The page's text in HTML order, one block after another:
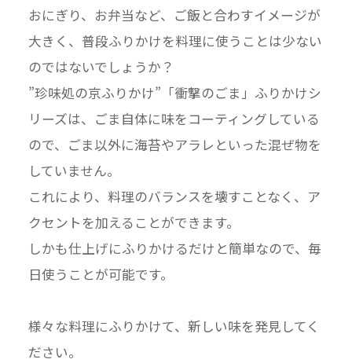
おにぎり、お弁当など、ご飯と合わすイメージが
大きく、普段ふりかけを料理に使うことは少ない
のではないでしょうか？
”珍味処の京ふりかけ”「衝撃のごま」ふりかけシ
リーズは、ごま自体に味をコーティングしている
ので、ごま以外に海苔やアラレといった混ぜ物を
していません。
これにより、料理のバランスを壊すことなく、ア
クセントを加えることができます。
しかも仕上げにふりかけるだけと簡単なので、毎
日使うことが可能です。
様々な料理にふりかけて、新しい味を発見してく
ださい。